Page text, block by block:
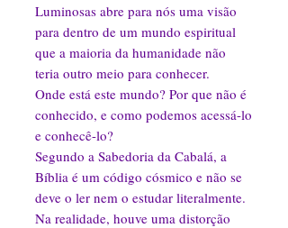
Luminosas abre para nós uma visão
para dentro de um mundo espiritual
que a maioria da humanidade não
teria outro meio para conhecer.
Onde está este mundo? Por que não é
conhecido, e como podemos acessá-lo
e conhecê-lo?
Segundo a Sabedoria da Cabalá, a
Bíblia é um código cósmico e não se
deve o ler nem o estudar literalmente.
Na realidade, houve uma distorção